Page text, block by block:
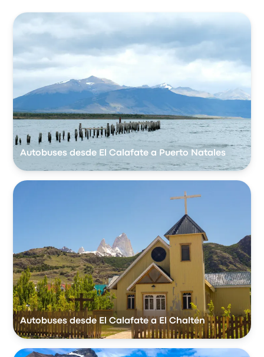
Autobuses desde El Calafate a Puerto Natales
Autobuses desde El Calafate a El Chaltén